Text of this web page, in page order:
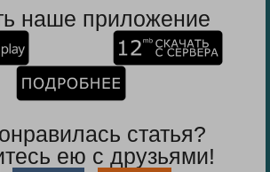
наше приложение
статья?
ею с друзьями!